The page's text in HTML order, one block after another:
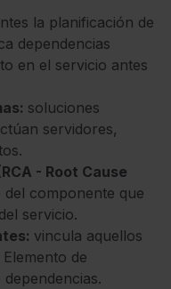
la planificación de
dependencias
en el servicio antes
soluciones
servidores,
- Root Cause
del componente que
servicio.
vincula aquellos
de